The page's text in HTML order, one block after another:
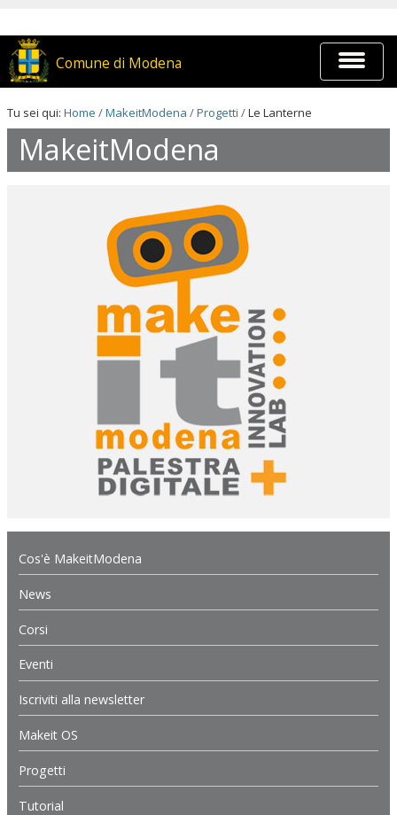
contenuti.
Salta
alla
Comune di Modena
Espandi
barra
di
Tu sei qui: Home /MakeitModena /Progetti /Le Lanterne
MakeitModena
Cos'è MakeitModena
News
Corsi
Eventi
Iscriviti alla newsletter
Makeit OS
Progetti
Tutorial